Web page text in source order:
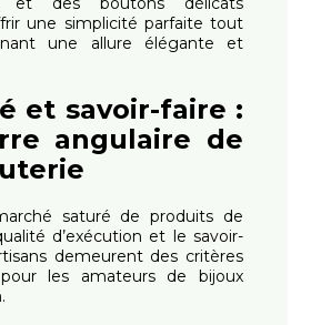
une simplicité parfaite tout
une allure élégante et
et savoir-faire :
angulaire de
saturé de produits de
d’exécution et le savoir-
demeurent des critères
les amateurs de bijoux